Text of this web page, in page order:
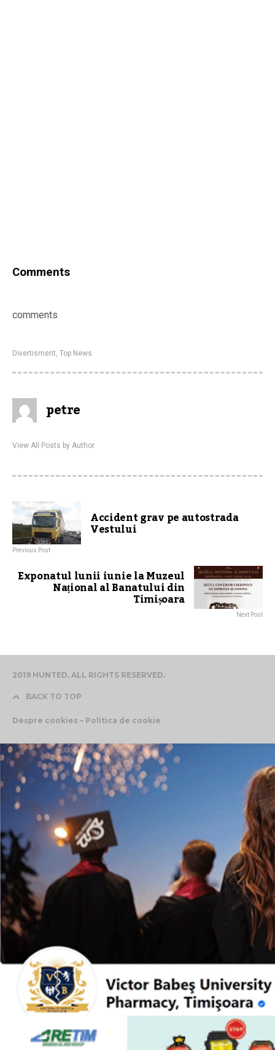
Comments
comments
Divertisment, Top News
petre
View All Posts by Author
Accident grav pe autostrada
Vestului
Previous Post
Exponatul lunii iunie la Muzeul
Național al Banatului din
Timișoara
Next Post
2019 HUNTED. ALL RIGHTS RESERVED.
BACK TO TOP
Despre cookies – Politica de cookie